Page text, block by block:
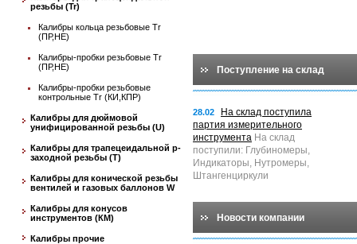
резьбы (Tr)
Калибры кольца резьбовые Tr
(ПР,НЕ)
Калибры-пробки резьбовые Tr
(ПР,НЕ)
Калибры-пробки резьбовые
контрольные Tr (КИ,КПР)
Калибры для дюймовой
унифицированной резьбы (U)
Калибры для трапецеидальной p-
заходной резьбы (T)
Калибры для конической резьбы
вентилей и газовых баллонов W
Калибры для конусов
инструментов (КМ)
Калибры прочие
Поступление на склад
28.02
На склад поступила
партия измерительного
инструмента На склад
поступили: Глубиномеры,
Индикаторы, Нутромеры,
Штангенциркули
Новости компании